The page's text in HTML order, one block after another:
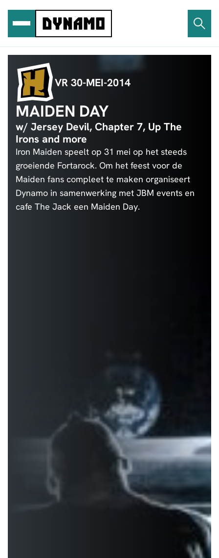
inhoud
VR 30-MEI-2014
MAIDEN DAY
w/ Jersey Devil, Chapter 7, Up The
Irons and more
Iron Maiden speelt op 31 mei op het steeds
groeiende Fortarock. Om het feest voor de
Maiden fans compleet te maken organiseert
Dynamo in samenwerking met JBM events en
cafe The Jack een Maiden Day.